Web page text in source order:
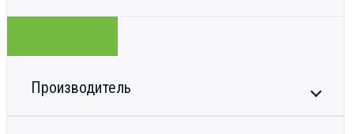
Производитель